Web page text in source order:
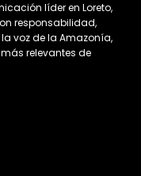
líder en Loreto,
responsabilidad,
voz de la Amazonía,
relevantes de